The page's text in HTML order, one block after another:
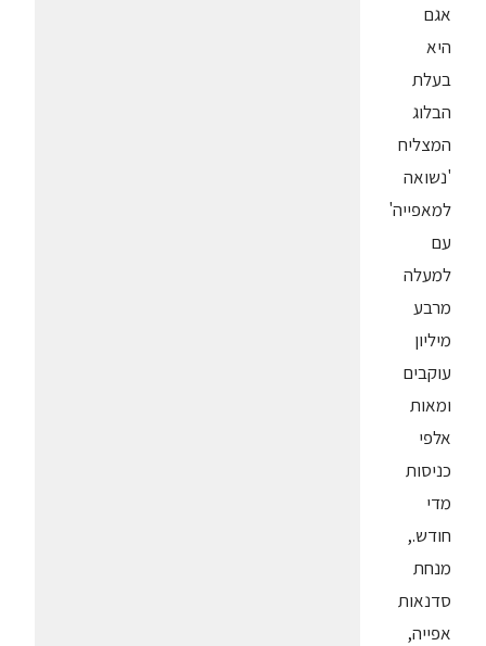
אגם
היא
בעלת
הבלוג
המצליח
'נשואה
למאפייה'
עם
למעלה
מרבע
מיליון
עוקבים
ומאות
אלפי
כניסות
מדי
חודש.,
מנחת
סדנאות
אפייה,